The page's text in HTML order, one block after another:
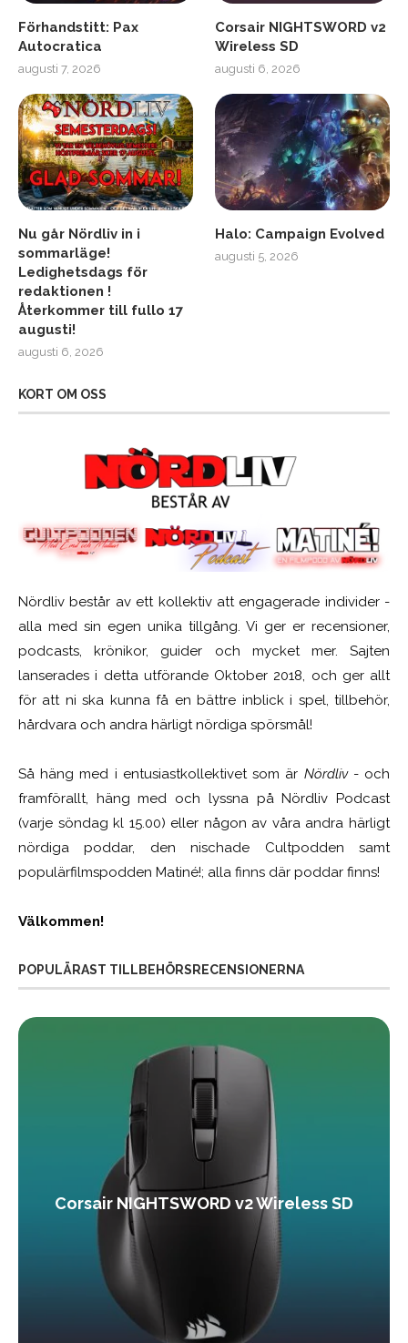
Förhandstitt: Pax
Autocratica
augusti 7, 2026
Corsair NIGHTSWORD v2
Wireless SD
augusti 6, 2026
Nu går Nördliv in i
sommarläge!
Ledighetsdags för
redaktionen !
Återkommer till fullo 17
augusti!
augusti 6, 2026
Halo: Campaign Evolved
augusti 5, 2026
KORT OM OSS
Nördliv består av ett kollektiv att engagerade individer -
alla med sin egen unika tillgång. Vi ger er recensioner,
podcasts, krönikor, guider och mycket mer. Sajten
lanserades i detta utförande Oktober 2018, och ger allt
för att ni ska kunna få en bättre inblick i spel, tillbehör,
hårdvara och andra härligt nördiga spörsmål!
Så häng med i entusiastkollektivet som är Nördliv- och
framförallt, häng med och lyssna på Nördliv Podcast
(varje söndag kl 15.00) eller någon av våra andra härligt
nördiga poddar, den nischade Cultpodden samt
populärfilmspodden Matiné!; alla finns där poddar finns!
Välkommen!
POPULÄRAST TILLBEHÖRSRECENSIONERNA
Corsair NIGHTSWORD v2 Wireless SD